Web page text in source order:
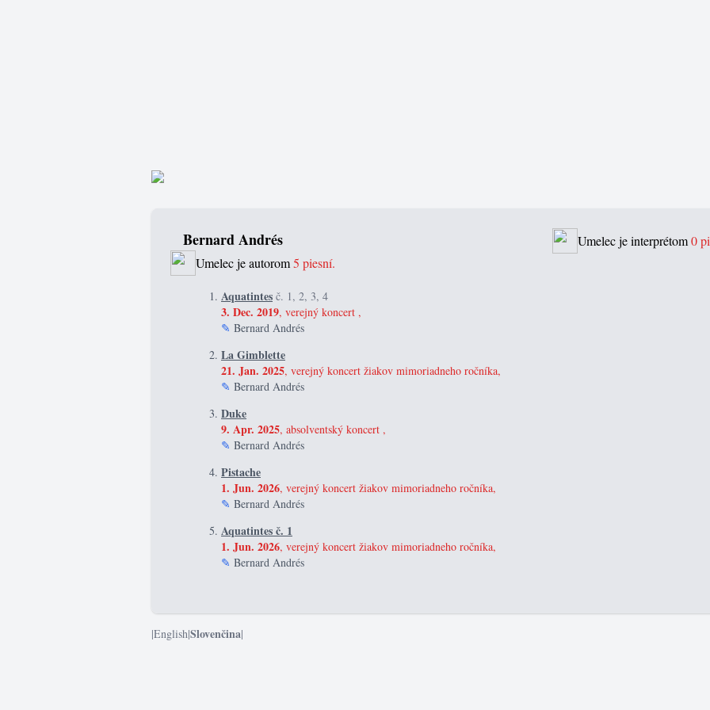
Bernard Andrés
Umelec je autorom5 piesní.
Aquatintes č. 1, 2, 3, 4
3. Dec. 2019, verejný koncert ,
✎ Bernard Andrés
La Gimblette
21. Jan. 2025, verejný koncert žiakov mimoriadneho ročníka,
✎ Bernard Andrés
Duke
9. Apr. 2025, absolventský koncert ,
✎ Bernard Andrés
Pistache
1. Jun. 2026, verejný koncert žiakov mimoriadneho ročníka,
✎ Bernard Andrés
Aquatintes č. 1
1. Jun. 2026, verejný koncert žiakov mimoriadneho ročníka,
✎ Bernard Andrés
Umelec je interprétom0
|English|Slovenčina|